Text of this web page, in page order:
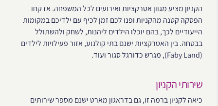
הקניון מציע מגוון אטרקציות ואירועים לכל המשפחה. אז קחו
הפסקה קטנה מהקניות ופנו לכם זמן לכיף עם ילדיכם במקומות
הייעודיים לכך, בהם יוכלו הילדים ליהנות, לשחק ולהשתולל
בבטחה. בין האטרקציות ישנם בתי קולנוע, אזור פעילויות לילדים
(Faby Land), מגרש כדורגל סגור ועוד.
שירותי הקניון
כיאה לקניון ברמה זו, גם בדראגון מארט ישנם מספר שירותים